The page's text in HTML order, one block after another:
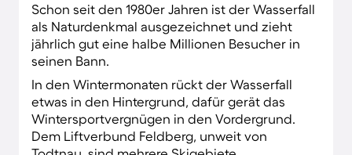
Schon seit den 1980er Jahren ist der Wasserfall
als Naturdenkmal ausgezeichnet und zieht
jährlich gut eine halbe Millionen Besucher in
seinen Bann.
In den Wintermonaten rückt der Wasserfall
etwas in den Hintergrund, dafür gerät das
Wintersportvergnügen in den Vordergrund.
Dem Liftverbund Feldberg, unweit von